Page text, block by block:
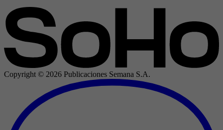
Copyright © 2026 Publicaciones Semana S.A.